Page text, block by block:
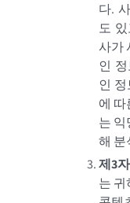
다.
도
사가
인
인
에
는
해 분
제3
는